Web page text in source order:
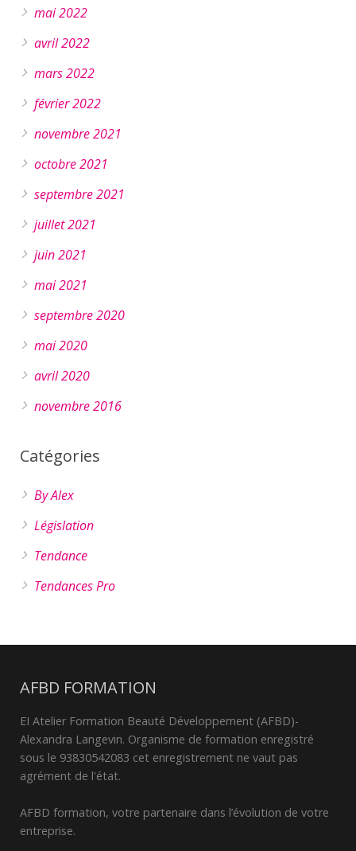
mai 2022
avril 2022
mars 2022
février 2022
novembre 2021
octobre 2021
septembre 2021
juillet 2021
juin 2021
mai 2021
septembre 2020
mai 2020
avril 2020
novembre 2016
Catégories
By Alex
Législation
Tendance
Tendances Pro
AFBD FORMATION
EI Atelier Formation Beauté Développement (AFBD)-
Alexandra Langevin. Organisme de formation enregistré
sous le 93830542083 cet enregistrement ne vaut pas
agrément de l'état.
AFBD formation, votre partenaire dans l’évolution de votre
entreprise.